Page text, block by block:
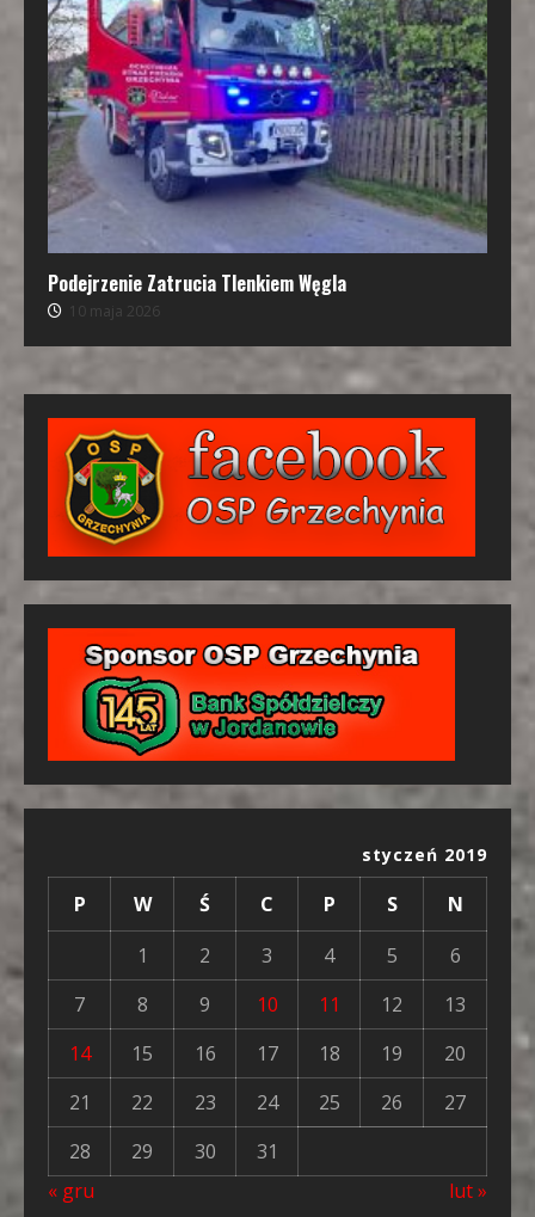
Podejrzenie Zatrucia Tlenkiem Węgla
10 maja 2026
styczeń 2019
P W Ś C P S
N
1
2 3 4 5
6
7
8 9 10 11 12
13
14
15 16 17 18 19
20
21
22 23 24 25 26
27
28
29 30
31
« gru
lut »